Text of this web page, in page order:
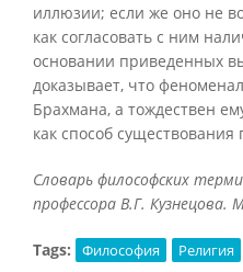
иллюзии; если же оно не
как согласовать с ним
основании приведенных
доказывает, что
Брахмана, а тождествен
как способ существования
Словарь философских
профессора В.Г.
Tags: Философия Религия